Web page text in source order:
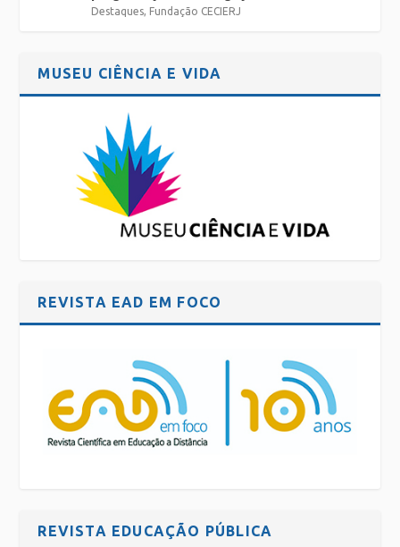
Destaques Fundação CECIERJ
MUSEU CIÊNCIA E VIDA
REVISTA EAD EM FOCO
REVISTA EDUCAÇÃO PÚBLICA